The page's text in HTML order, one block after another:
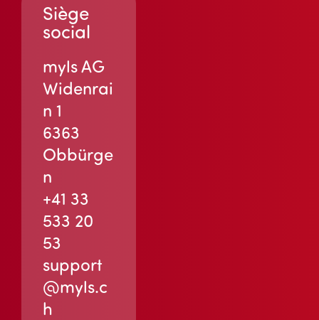
Siège
social
myls AG
Widenrai
n 1
6363
Obbürge
n
+41 33
533 20
53
support
@myls.c
h